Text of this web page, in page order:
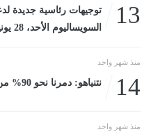
13
توجيهات رئاسية جديدة
السويساليوم الأحد، 28 يونيو 2026 01:52 مـ
منذ شهر واحد
14 نتنياهو: دمرنا نحو 90% من مخزون حزب الله الصاروخى
منذ شهر واحد